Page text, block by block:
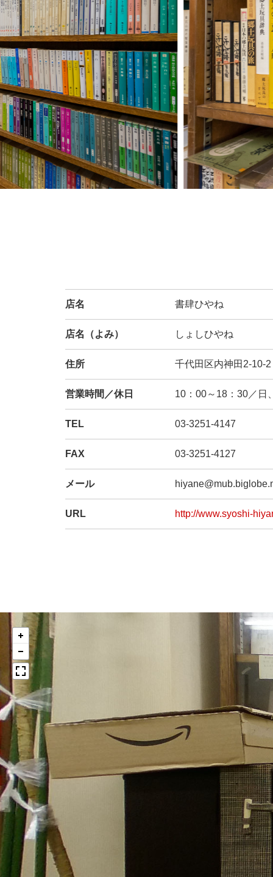
店名 書肆ひやね
店名（よみ） しょしひやね
住所 千代田区内神田2-10-2
営業時間／休日 10：00～18：30／日
TEL 03-3251-4147
FAX 03-3251-4127
メール
URL http://www.syoshi-